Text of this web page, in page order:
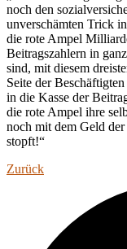
noch den
unverschämten Trick
die rote Ampel
Beitragszahlern in
sind, mit diesem
Seite der
in die Kasse der
die rote Ampel ihre
noch mit dem Geld
stopft!“
Zurück